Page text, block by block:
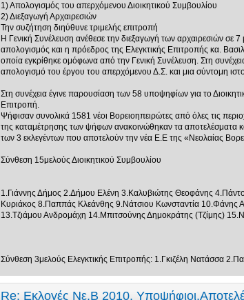
1) Απολογισμός του απερχόμενου Διοικητικού Συμβουλίου
2) Διεξαγωγή Αρχαιρεσιών
Την συζήτηση διηύθυνε τριμελής επιτροπή
Η Γενική Συνέλευση ανέθεσε την διεξαγωγή των αρχαιρεσιών σε
απολογισμός και η πρόεδρος της Ελεγκτικής Επιτροπής κα.
οποία εγκρίθηκε ομόφωνα από την Γενική Συνέλευση. Στη
απολογισμό του έργου του απερχόμενου Δ.Σ. και μια σύντομη
Στη συνέχεια έγινε παρουσίαση των 58 υποψηφίων για το
Επιτροπή.
Ψήφισαν συνολικά 1581 νέοι Βορειοηπειρώτες από όλες τις
της καταμέτρησης των ψήφων ανακοινώθηκαν τα αποτελέσματα
των 3 εκλεγέντων που αποτελούν την νέα Ε.Ε της «Νεολαίας
Σύνθεση 15μελούς Διοικητικού Συμβουλίου
1.Γιάννης Δήμος 2.Δήμου Ελένη 3.Καλυβιώτης Θεοφάνης
Κυριάκος 8.Παππάς Κλεάνθης 9.Νάτσιου Κωνσταντία 10.Φάνης
13.Τζιάμου Ανδρομάχη 14.Μπιτσούνης Δημοκράτης (Τζίμης)
Σύνθεση 3μελούς Ελεγκτικής Επιτροπής: 1.Γκιζέλη Νατάσσα
Re: Εκλογές Νε.Β 2010,